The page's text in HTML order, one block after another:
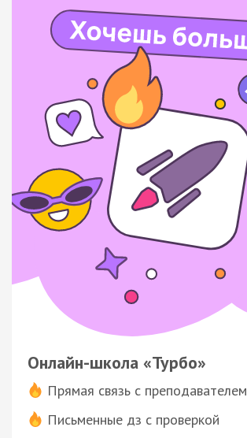
Онлайн-школа «Турбо»
Прямая связь с преподавателем
Письменные дз с проверкой